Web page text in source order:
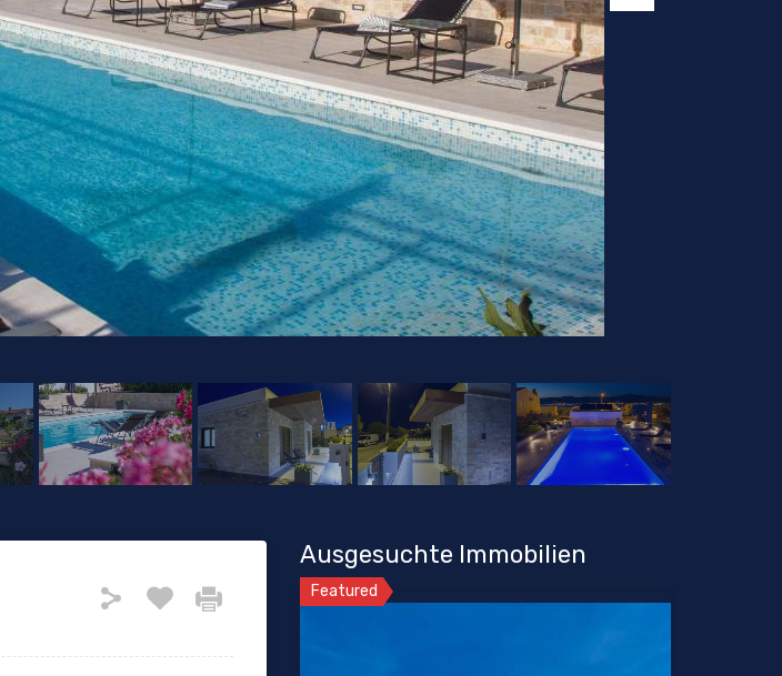
Ausgesuchte Immobilien
Featured